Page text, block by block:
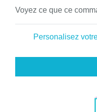
Voyez ce que ce
Personalisez